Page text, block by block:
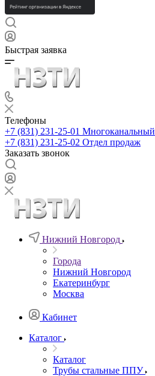
Быстрая заявка
Телефоны
+7 (831) 231-25-01 Многоканальный
+7 (831) 231-25-02 Отдел продаж
Заказать звонок
Нижний Новгород
Города
Нижний Новгород
Екатеринбург
Москва
Кабинет
Каталог
Каталог
Трубы стальные ППУ